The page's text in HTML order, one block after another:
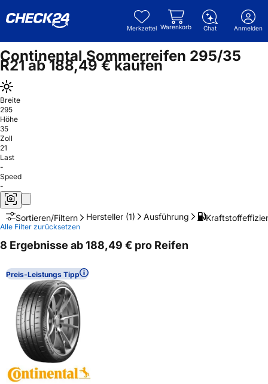
Merkzettel Warenkorb Chat Anmelden
Continental Sommerreifen 295/35
R21 ab 188,49 € kaufen
Breite
295
Höhe
35
Zoll
21
Last
-
Speed
-
Sortieren/Filtern Hersteller (1) Ausführung
Alle Filter zurücksetzen
8 Ergebnisse ab 188,49 € pro Reifen
Preis-Leistungs Tipp